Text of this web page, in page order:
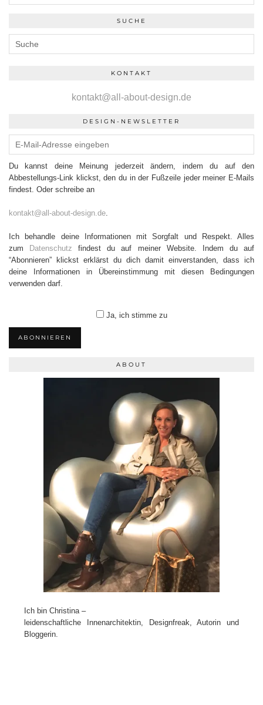
SUCHE
KONTAKT
kontakt@all-about-design.de
DESIGN-NEWSLETTER
Du kannst deine Meinung jederzeit ändern, indem du auf den
Abbestellungs-Link klickst, den du in der Fußzeile jeder meiner E-Mails
findest. Oder schreibe an
kontakt@all-about-design.de.
Ich behandle deine Informationen mit Sorgfalt und Respekt. Alles
zum
Datenschutz findest du auf meiner Website. Indem du auf
“Abonnieren” klickst erklärst du dich damit einverstanden, dass ich
deine Informationen in Übereinstimmung mit diesen Bedingungen
verwenden darf.
Ja, ich stimme zu
ABONNIEREN
ABOUT
Ich bin Christina –
leidenschaftliche Innenarchitektin, Designfreak, Autorin und
Bloggerin.